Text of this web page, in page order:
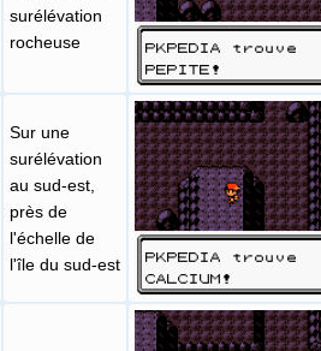
surélévation
rocheuse
Sur une
surélévation
au sud-est,
près de
l'échelle de
l'île du sud-est